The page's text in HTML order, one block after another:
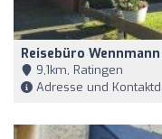
Reisebüro
9,1km, Ratingen
Adresse und